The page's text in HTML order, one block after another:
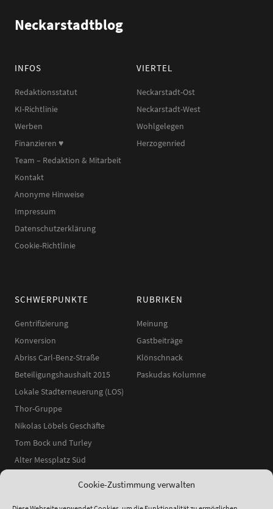
Cookie-Zustimmung verwalten
Neckarstadtblog
INFOS
Redaktionsstatut
KI-Richtlinie
Werben
Finanzieren ♥︎
Team – Redaktion & Mitarbeit
Kontakt
Anonyme Hinweise
Impressum
Datenschutzerklärung
Cookie-Richtlinie
VIERTEL
Neckarstadt-Ost
Neckarstadt-West
Wohlgelegen
Herzogenried
SCHWERPUNKTE
Gentrifizierung
Konversion
Abriss Carl-Benz-Straße
Beteiligungshaushalt 2015
Lokale Stadterneuerung (LOS)
Thor-Gruppe
Nikolas Löbels Geschäfte
Tom Bock und Turley
Alter Messplatz Süd
RUBRIKEN
Meinung
Gastbeiträge
Klönschnack
Paskudas Kolumne